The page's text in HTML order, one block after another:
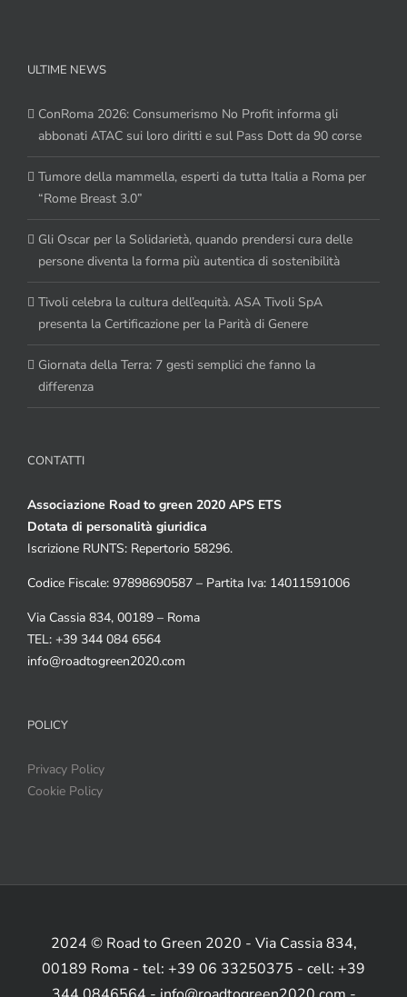
ULTIME NEWS
ConRoma 2026: Consumerismo No Profit informa gli
abbonati ATAC sui loro diritti e sul Pass Dott da 90 corse
Tumore della mammella, esperti da tutta Italia a Roma per
“Rome Breast 3.0”
Gli Oscar per la Solidarietà, quando prendersi cura delle
persone diventa la forma più autentica di sostenibilità
Tivoli celebra la cultura dell’equità. ASA Tivoli SpA
presenta la Certificazione per la Parità di Genere
Giornata della Terra: 7 gesti semplici che fanno la
differenza
CONTATTI
Associazione Road to green 2020 APS ETS
Dotata di personalità giuridica
Iscrizione RUNTS: Repertorio 58296.
Codice Fiscale: 97898690587 – Partita Iva: 14011591006
Via Cassia 834, 00189 – Roma
TEL: +39 344 084 6564
info@roadtogreen2020.com
POLICY
Privacy Policy
Cookie Policy
2024 © Road to Green 2020 - Via Cassia 834,
00189 Roma - tel: +39 06 33250375 - cell: +39